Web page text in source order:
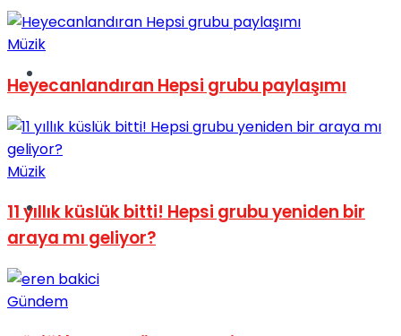
Tatil
Müzik
Heyecanlandıran Hepsi grubu paylaşımı
Müzik
11 yıllık küslük bitti! Hepsi grubu yeniden bir
araya mı geliyor?
Gündem